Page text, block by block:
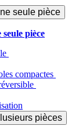
seule pièce
pièce
compactes
pièces